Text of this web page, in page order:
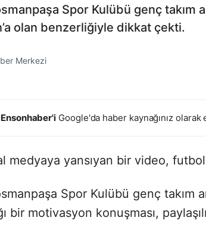
Spor Kulübü genç takım
olan benzerliğiyle dikkat çekti.
Merkezi
Ensonhaber'i Google'da haber kaynağınız olarak
medyaya yansıyan bir video,
Spor Kulübü genç takım
bir motivasyon konuşması,